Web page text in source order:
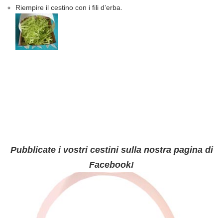
Riempire il cestino con i fili d’erba.
Pubblicate i vostri cestini sulla nostra pagina di
Facebook!